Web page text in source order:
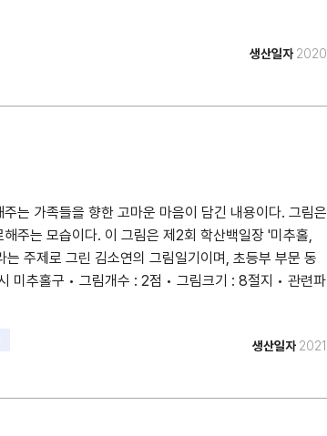
생산일자 2020
는 가족들을 향한 고마운 마음이 담긴 내용이다. 그림은
주는 모습이다. 이 그림은 제2회 학산백일장 '미추홀,
주제로 그린 김소연의 그림일기이며, 초등부 부문 동
미추홀구 • 그림개수 : 2점 • 그림크기 : 8절지 • 관련파
생산일자 2021